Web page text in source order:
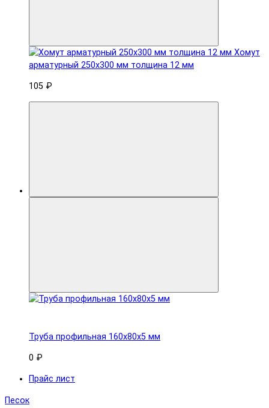
Хомут
арматурный 250x300 мм толщина 12 мм
105 ₽
Труба профильная 160x80х5 мм
0 ₽
Прайс лист
Песок